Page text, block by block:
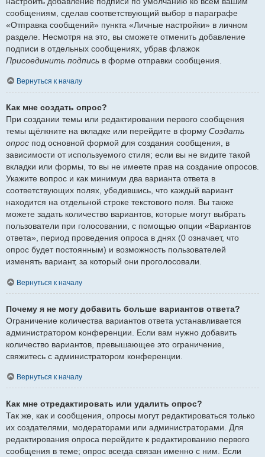
сообщениям, сделав соответствующий выбор в параграфе
«Отправка сообщений» пункта «Личные настройки» в личном
разделе. Несмотря на это, вы сможете отменить добавление
подписи в отдельных сообщениях, убрав флажок
Присоединить подпись в форме отправки сообщения.
Вернуться к началу
Как мне создать опрос?
При создании темы или редактировании первого сообщения
темы щёлкните на вкладке или перейдите в форму Создать
опрос под основной формой для создания сообщения, в
зависимости от используемого стиля; если вы не видите такой
вкладки или формы, то вы не имеете прав на создание опросов.
Укажите вопрос и как минимум два варианта ответа в
соответствующих полях, убедившись, что каждый вариант
находится на отдельной строке текстового поля. Вы также
можете задать количество вариантов, которые могут выбрать
пользователи при голосовании, с помощью опции «Вариантов
ответа», период проведения опроса в днях (0 означает, что
опрос будет постоянным) и возможность пользователей
изменять вариант, за который они проголосовали.
Вернуться к началу
Почему я не могу добавить больше вариантов ответа?
Ограничение количества вариантов ответа устанавливается
администратором конференции. Если вам нужно добавить
количество вариантов, превышающее это ограничение,
свяжитесь с администратором конференции.
Вернуться к началу
Как мне отредактировать или удалить опрос?
Так же, как и сообщения, опросы могут редактироваться только
их создателями, модераторами или администраторами. Для
редактирования опроса перейдите к редактированию первого
сообщения в теме; опрос всегда связан именно с ним. Если